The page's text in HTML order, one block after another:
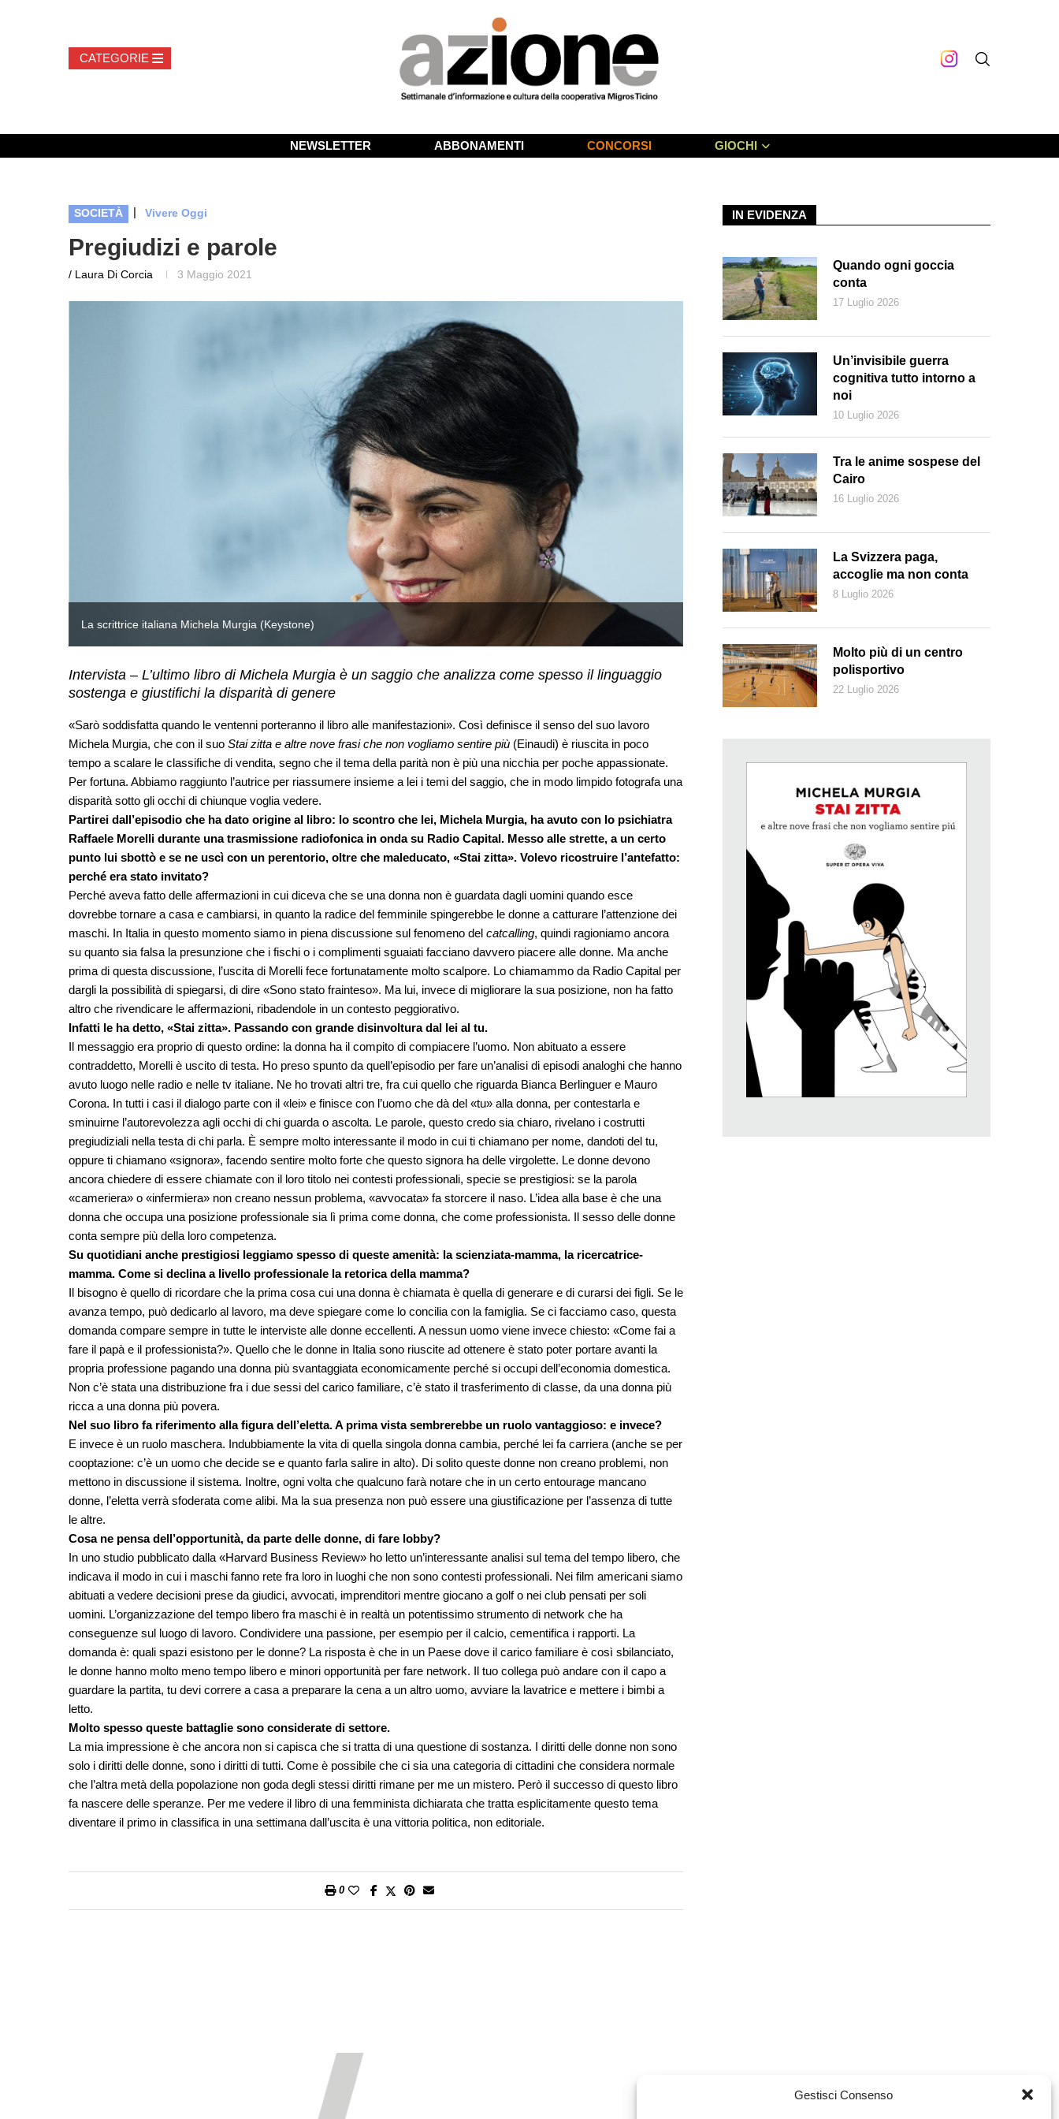
Gestisci Consenso
NEWSLETTER ABBONAMENTI CONCORSI GIOCHI
SOCIETÀ | Vivere Oggi
Pregiudizi e parole
/ Laura Di Corcia 3 Maggio 2021
La scrittrice italiana Michela Murgia (Keystone) La scrittrice italiana Michela Murgia (Keystone)
Intervista – L’ultimo libro di Michela Murgia è un saggio che analizza come spesso il linguaggio
sostenga e giustifichi la disparità di genere
«Sarò soddisfatta quando le ventenni porteranno il libro alle manifestazioni». Così definisce il senso del suo lavoro
Michela Murgia, che con il suo Stai zitta e altre nove frasi che non vogliamo sentire più (Einaudi) è riuscita in poco
tempo a scalare le classifiche di vendita, segno che il tema della parità non è più una nicchia per poche appassionate.
Per fortuna. Abbiamo raggiunto l’autrice per riassumere insieme a lei i temi del saggio, che in modo limpido fotografa una
disparità sotto gli occhi di chiunque voglia vedere.
Partirei dall’episodio che ha dato origine al libro: lo scontro che lei, Michela Murgia, ha avuto con lo psichiatra
Raffaele Morelli durante una trasmissione radiofonica in onda su Radio Capital. Messo alle strette, a un certo
punto lui sbottò e se ne uscì con un perentorio, oltre che maleducato, «Stai zitta». Volevo ricostruire l’antefatto:
perché era stato invitato?
Perché aveva fatto delle affermazioni in cui diceva che se una donna non è guardata dagli uomini quando esce
dovrebbe tornare a casa e cambiarsi, in quanto la radice del femminile spingerebbe le donne a catturare l’attenzione dei
maschi. In Italia in questo momento siamo in piena discussione sul fenomeno del catcalling, quindi ragioniamo ancora
su quanto sia falsa la presunzione che i fischi o i complimenti sguaiati facciano davvero piacere alle donne. Ma anche
prima di questa discussione, l’uscita di Morelli fece fortunatamente molto scalpore. Lo chiamammo da Radio Capital per
dargli la possibilità di spiegarsi, di dire «Sono stato frainteso». Ma lui, invece di migliorare la sua posizione, non ha fatto
altro che rivendicare le affermazioni, ribadendole in un contesto peggiorativo.
Infatti le ha detto, «Stai zitta». Passando con grande disinvoltura dal lei al tu.
Il messaggio era proprio di questo ordine: la donna ha il compito di compiacere l’uomo. Non abituato a essere
contraddetto, Morelli è uscito di testa. Ho preso spunto da quell’episodio per fare un’analisi di episodi analoghi che hanno
avuto luogo nelle radio e nelle tv italiane. Ne ho trovati altri tre, fra cui quello che riguarda Bianca Berlinguer e Mauro
Corona. In tutti i casi il dialogo parte con il «lei» e finisce con l’uomo che dà del «tu» alla donna, per contestarla e
sminuirne l’autorevolezza agli occhi di chi guarda o ascolta. Le parole, questo credo sia chiaro, rivelano i costrutti
pregiudiziali nella testa di chi parla. È sempre molto interessante il modo in cui ti chiamano per nome, dandoti del tu,
oppure ti chiamano «signora», facendo sentire molto forte che questo signora ha delle virgolette. Le donne devono
ancora chiedere di essere chiamate con il loro titolo nei contesti professionali, specie se prestigiosi: se la parola
«cameriera» o «infermiera» non creano nessun problema, «avvocata» fa storcere il naso. L’idea alla base è che una
donna che occupa una posizione professionale sia lì prima come donna, che come professionista. Il sesso delle donne
conta sempre più della loro competenza.
Su quotidiani anche prestigiosi leggiamo spesso di queste amenità: la scienziata-mamma, la ricercatrice-
mamma. Come si declina a livello professionale la retorica della mamma?
Il bisogno è quello di ricordare che la prima cosa cui una donna è chiamata è quella di generare e di curarsi dei figli. Se le
avanza tempo, può dedicarlo al lavoro, ma deve spiegare come lo concilia con la famiglia. Se ci facciamo caso, questa
domanda compare sempre in tutte le interviste alle donne eccellenti. A nessun uomo viene invece chiesto: «Come fai a
fare il papà e il professionista?». Quello che le donne in Italia sono riuscite ad ottenere è stato poter portare avanti la
propria professione pagando una donna più svantaggiata economicamente perché si occupi dell’economia domestica.
Non c’è stata una distribuzione fra i due sessi del carico familiare, c’è stato il trasferimento di classe, da una donna più
ricca a una donna più povera.
Nel suo libro fa riferimento alla figura dell’eletta. A prima vista sembrerebbe un ruolo vantaggioso: e invece?
E invece è un ruolo maschera. Indubbiamente la vita di quella singola donna cambia, perché lei fa carriera (anche se per
cooptazione: c’è un uomo che decide se e quanto farla salire in alto). Di solito queste donne non creano problemi, non
mettono in discussione il sistema. Inoltre, ogni volta che qualcuno farà notare che in un certo entourage mancano
donne, l’eletta verrà sfoderata come alibi. Ma la sua presenza non può essere una giustificazione per l’assenza di tutte
le altre.
Cosa ne pensa dell’opportunità, da parte delle donne, di fare lobby?
In uno studio pubblicato dalla «Harvard Business Review» ho letto un’interessante analisi sul tema del tempo libero, che
indicava il modo in cui i maschi fanno rete fra loro in luoghi che non sono contesti professionali. Nei film americani siamo
abituati a vedere decisioni prese da giudici, avvocati, imprenditori mentre giocano a golf o nei club pensati per soli
uomini. L’organizzazione del tempo libero fra maschi è in realtà un potentissimo strumento di network che ha
conseguenze sul luogo di lavoro. Condividere una passione, per esempio per il calcio, cementifica i rapporti. La
domanda è: quali spazi esistono per le donne? La risposta è che in un Paese dove il carico familiare è così sbilanciato,
le donne hanno molto meno tempo libero e minori opportunità per fare network. Il tuo collega può andare con il capo a
guardare la partita, tu devi correre a casa a preparare la cena a un altro uomo, avviare la lavatrice e mettere i bimbi a
letto.
Molto spesso queste battaglie sono considerate di settore.
La mia impressione è che ancora non si capisca che si tratta di una questione di sostanza. I diritti delle donne non sono
solo i diritti delle donne, sono i diritti di tutti. Come è possibile che ci sia una categoria di cittadini che considera normale
che l’altra metà della popolazione non goda degli stessi diritti rimane per me un mistero. Però il successo di questo libro
fa nascere delle speranze. Per me vedere il libro di una femminista dichiarata che tratta esplicitamente questo tema
diventare il primo in classifica in una settimana dall’uscita è una vittoria politica, non editoriale.
0
IN EVIDENZA
Quando ogni goccia
conta
17 Luglio 2026
Un’invisibile guerra
cognitiva tutto intorno a
noi
10 Luglio 2026
Tra le anime sospese del
Cairo
16 Luglio 2026
La Svizzera paga,
accoglie ma non conta
8 Luglio 2026
Molto più di un centro
polisportivo
22 Luglio 2026